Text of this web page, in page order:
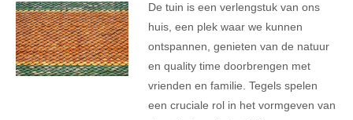
De tuin is een verlengstuk van ons
huis, een plek waar we kunnen
ontspannen, genieten van de natuur
en quality time doorbrengen met
vrienden en familie. Tegels spelen
een cruciale rol in het vormgeven van